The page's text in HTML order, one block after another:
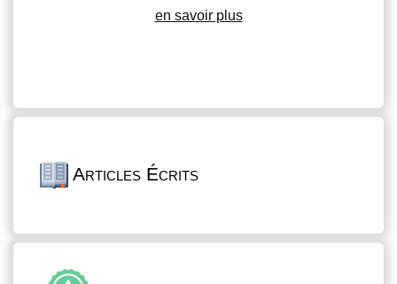
en savoir plus
Articles Écrits